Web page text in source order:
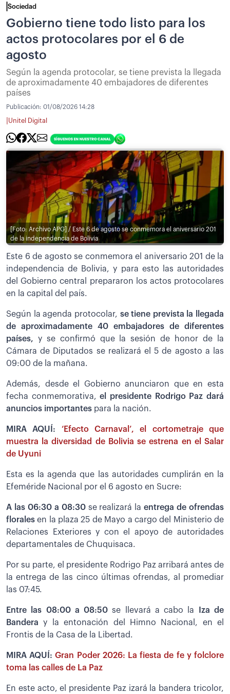
Sociedad
Gobierno tiene todo listo para los
actos protocolares por el 6 de
agosto
Según la agenda protocolar, se tiene prevista la llegada
de aproximadamente 40 embajadores de diferentes
países
Publicación: 01/08/2026 14:28
Unitel Digital
[Foto: Archivo APG] / Este 6 de agosto se conmemora el aniversario 201
de la independencia de Bolivia
Este 6 de agosto se conmemora el aniversario 201 de la
independencia de Bolivia, y para esto las autoridades
del Gobierno central prepararon los actos protocolares
en la capital del país.
Según la agenda protocolar, se tiene prevista la llegada
de aproximadamente 40 embajadores de diferentes
países, y se confirmó que la sesión de honor de la
Cámara de Diputados se realizará el 5 de agosto a las
09:00 de la mañana.
Además, desde el Gobierno anunciaron que en esta
fecha conmemorativa,el presidente Rodrigo Paz dará
anuncios importantes para la nación.
MIRA AQUÍ: ‘Efecto Carnaval’, el cortometraje que
muestra la diversidad de Bolivia se estrena en el Salar
de Uyuni
Esta es la agenda que las autoridades cumplirán en la
Efeméride Nacional por el 6 agosto en Sucre:
A las 06:30 a 08:30se realizará laentrega de ofrendas
florales en la plaza 25 de Mayo a cargo del Ministerio de
Relaciones Exteriores y con el apoyo de autoridades
departamentales de Chuquisaca.
Por su parte, el presidente Rodrigo Paz arribará antes de
la entrega de las cinco últimas ofrendas, al promediar
las 07:45.
Entre las 08:00 a 08:50 se llevará a cabo la
Iza de
Bandera y la entonación del Himno Nacional, en el
Frontis de la Casa de la Libertad.
MIRA AQUÍ:Gran Poder 2026: La fiesta de fe y folclore
toma las calles de La Paz
En este acto, el presidente Paz izará la bandera tricolor,